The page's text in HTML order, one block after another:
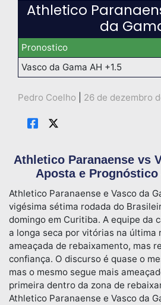
Athletico
da
Pronostico
Vasco da Gama AH +1.5
Pedro Coelho 26 de dezembro
Athletico Paranaense vs
Aposta e Prognóstico
Athletico Paranaense e Vasco da
vigésima sétima rodada do
domingo em Curitiba. A equipe da
a longa seca por vitórias na última
ameaçada de rebaixamento, mas
confiança. O discurso é quase o
mas o mesmo segue mais
primeira dentro da zona de
Athletico Paranaense e Vasco da